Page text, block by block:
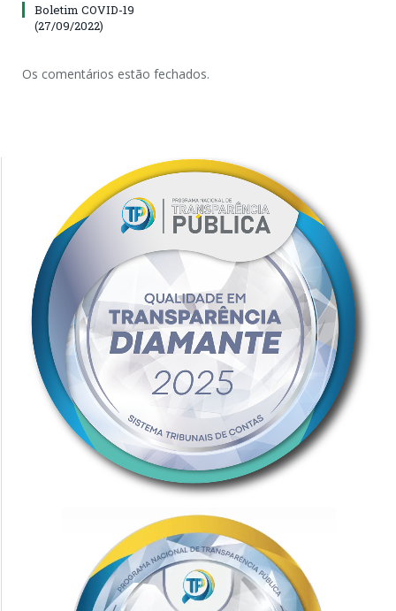
Boletim COVID-19
(27/09/2022)
Os comentários estão fechados.